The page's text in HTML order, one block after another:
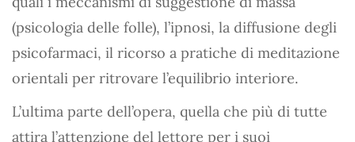
(psicologia delle folle), l’ipnosi, la diffusione degli
psicofarmaci, il ricorso a pratiche di meditazione
orientali per ritrovare l’equilibrio interiore.
L’ultima parte dell’opera, quella che più di tutte
attira l’attenzione del lettore per i suoi